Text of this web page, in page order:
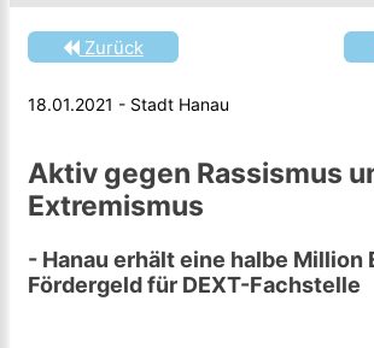
Zurück
18.01.2021 - Stadt Hanau
Aktiv gegen Rassismus
Extremismus
- Hanau erhält eine halbe Million
Fördergeld für DEXT-Fachstelle